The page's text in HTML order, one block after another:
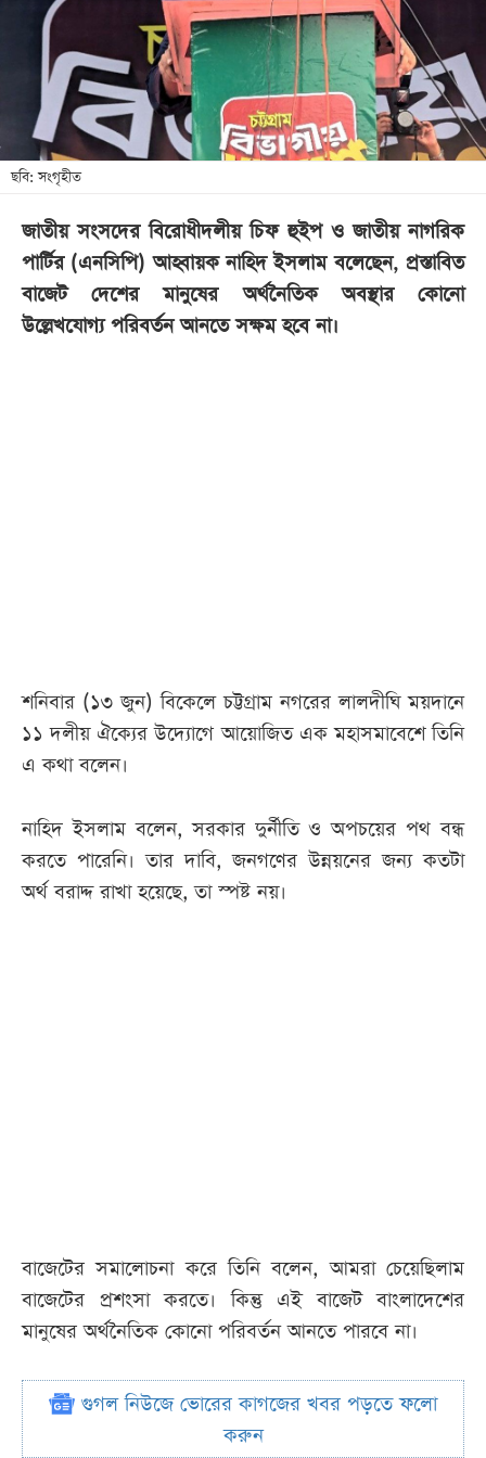
খেলা
বিনোদন
লাইফ
স্টাইল
শিক্ষা
সব
বিভাগ
ছবি
ছবি: সংগৃহীত
জাতীয় সংসদের বিরোধীদলীয় চিফ হুইপ ও জাতীয় নাগরিক
পার্টির (এনসিপি) আহ্বায়ক নাহিদ ইসলাম বলেছেন, প্রস্তাবিত
বাজেট দেশের মানুষের অর্থনৈতিক অবস্থার কোনো
উল্লেখযোগ্য পরিবর্তন আনতে সক্ষম হবে না।
শনিবার (১৩ জুন) বিকেলে চট্টগ্রাম নগরের লালদীঘি ময়দানে
১১ দলীয় ঐক্যের উদ্যোগে আয়োজিত এক মহাসমাবেশে তিনি
এ কথা বলেন।
নাহিদ ইসলাম বলেন, সরকার দুর্নীতি ও অপচয়ের পথ বন্ধ
করতে পারেনি। তার দাবি, জনগণের উন্নয়নের জন্য কতটা
অর্থ বরাদ্দ রাখা হয়েছে, তা স্পষ্ট নয়।
বাজেটের সমালোচনা করে তিনি বলেন, আমরা চেয়েছিলাম
বাজেটের প্রশংসা করতে। কিন্তু এই বাজেট বাংলাদেশের
মানুষের অর্থনৈতিক কোনো পরিবর্তন আনতে পারবে না।
গুগল নিউজে ভোরের কাগজের খবর পড়তে ফলো
করুন